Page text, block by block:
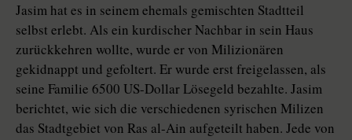
Jasim hat es in seinem ehemals gemischten Stadtteil
selbst erlebt. Als ein kurdischer Nachbar in sein Haus
zurückkehren wollte, wurde er von Milizionären
gekidnappt und gefoltert. Er wurde erst freigelassen, als
seine Familie 6500 US-Dollar Lösegeld bezahlte. Jasim
berichtet, wie sich die verschiedenen syrischen Milizen
das Stadtgebiet von Ras al-Ain aufgeteilt haben. Jede von